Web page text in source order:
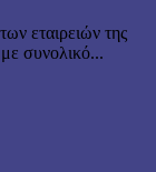
εταιρειών της
συνολικό...